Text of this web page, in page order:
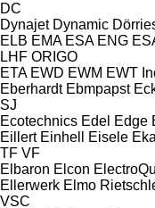
DC
Dynajet Dynamic
ELB EMA ESA ENG
LHF ORIGO
ETA EWD EWM EWT
Eberhardt Ebmpapst
SJ
Ecotechnics Edel Edge
Eillert Einhell Eisele
TF VF
Elbaron Elcon
Ellerwerk Elmo
VSC